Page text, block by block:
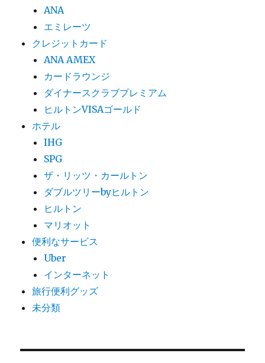
ANA
エミレーツ
クレジットカード
ANA AMEX
カードラウンジ
ダイナースクラブプレミアム
ヒルトンVISAゴールド
ホテル
IHG
SPG
ザ・リッツ・カールトン
ダブルツリーbyヒルトン
ヒルトン
マリオット
便利なサービス
Uber
インターネット
旅行便利グッズ
未分類